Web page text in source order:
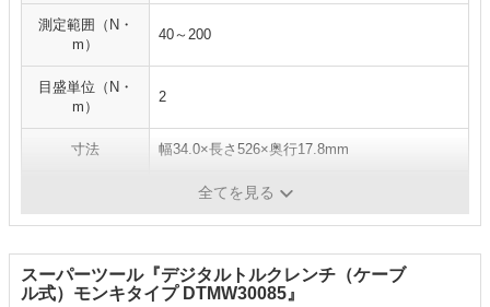
測定範囲（N・
m）
40～200
目盛単位（N・
m）
2
寸法 幅34.0×長さ526×奥行17.8mm
全てを見る
スーパーツール『デジタルトルクレンチ（ケーブ
ル式）モンキタイプ DTMW30085』